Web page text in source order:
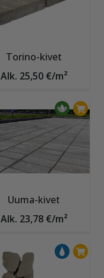
Torino-kivet
Alk. 25,50 €/m²
Uuma-kivet
Alk. 23,78 €/m²